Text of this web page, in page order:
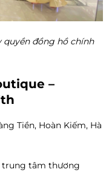
đồng hồ chính
–
Tiền, Hoàn Kiếm, Hà
trung tâm thương